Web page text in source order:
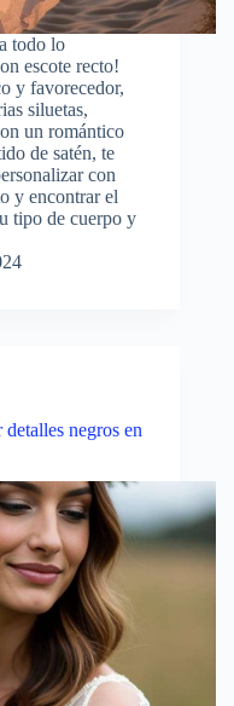
todo lo
escote recto!
y favorecedor,
siluetas,
un romántico
de satén, te
con
y encontrar el
tipo de cuerpo y
negros en